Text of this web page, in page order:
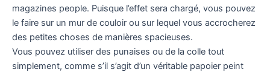
magazines people. Puisque l’effet sera chargé, vous pouvez
le faire sur un mur de couloir ou sur lequel vous accrocherez
des petites choses de manières spacieuses.
Vous pouvez utiliser des punaises ou de la colle tout
simplement, comme s’il s’agit d’un véritable papoier peint